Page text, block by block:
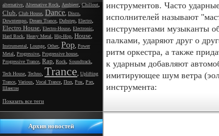
alternative, Alternative Rock, Ambient, Chillout,
Club, Club House, Dance, Disco,
Downtempo, Dream Trance, Dubstep, Electro,
Electro House, Electro-House, Electronic,
Hard Rock, Heavy Metal, Hip-Hop, House,
Instrumental, Lounge, Other, Pop, Power
Metal, Progressive, Progressive house,
Progressive Trance, Rap, Rock, Soundtrack,
Tech House, Techno, Trance, Uplifting
Trance, Various, Vocal Trance, Поп, Рок, Рэп,
Шансон
Показать все теги
Архив новостей
инструментов. Часто
исполнителей называют
инструментами музыканты
палками, ударяют друг о
ритм оркестра, а также
к ударным добавляют
имитирующее шум ветра
инструмента: